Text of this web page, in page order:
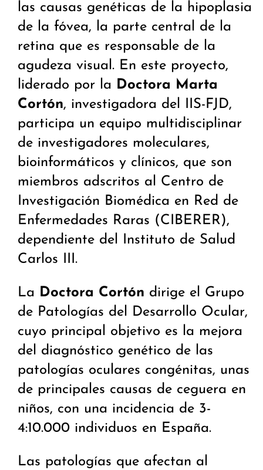
las causas genéticas de la hipoplasia
de la fóvea, la parte central de la
retina que es responsable de la
agudeza visual. En este proyecto,
liderado por la Doctora Marta
Cortón, investigadora del IIS-FJD,
participa un equipo multidisciplinar
de investigadores moleculares,
bioinformáticos y clínicos, que son
miembros adscritos al Centro de
Investigación Biomédica en Red de
Enfermedades Raras (CIBERER),
dependiente del Instituto de Salud
Carlos III.
La Doctora Cortón dirige el Grupo
de Patologías del Desarrollo Ocular,
cuyo principal objetivo es la mejora
del diagnóstico genético de las
patologías oculares congénitas, unas
de principales causas de ceguera en
niños, con una incidencia de 3-
4:10.000 individuos en España.
Las patologías que afectan al